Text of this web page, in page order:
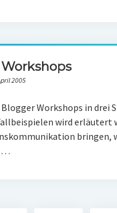
2005
Workshops in drei
wird erläutert
bringen,